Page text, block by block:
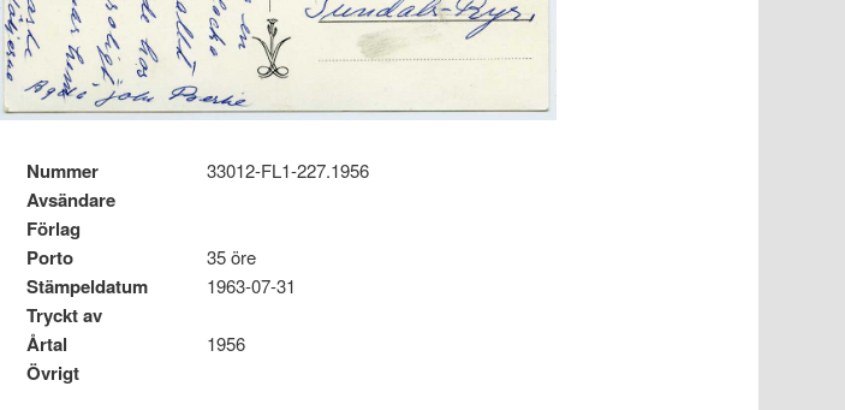
Nummer 33012-FL1-227.1956
Avsändare
Förlag
Porto 35 öre
Stämpeldatum 1963-07-31
Tryckt av
Årtal 1956
Övrigt